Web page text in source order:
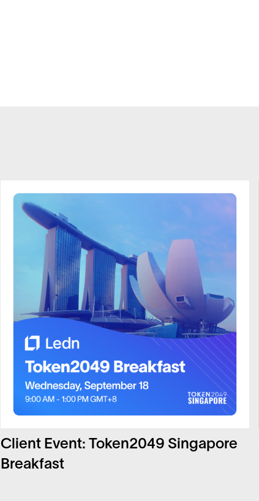
Client Event: Token2049 Singapore
Breakfast